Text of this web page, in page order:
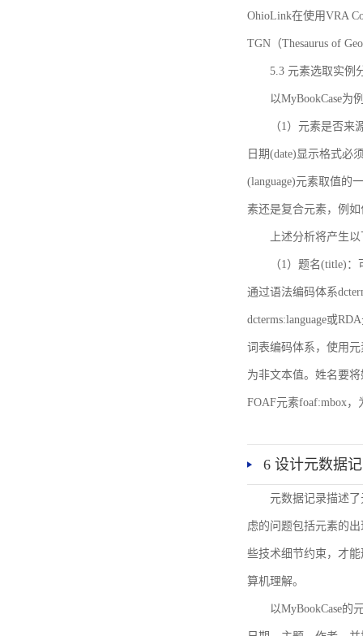
OhioLink在使用VRA
TGN（Thesaurus of
5.3 元素选取实例
以MyBookCase为
（1）元素是否
日期(date)显示格式必
(language)元素取值的
素还是复合元素，例
上述分析将产生
（1）题名(title)
通过语法编码体系
dcterms:language或
词表编码体系，使用元
为非文本值。姓名要
FOAF元素foaf:mbox，
6 设计元数据
元数据记录描述
虑的问题包括元素的
些技术细节约束，才
算机理解。
以MyBookCase的